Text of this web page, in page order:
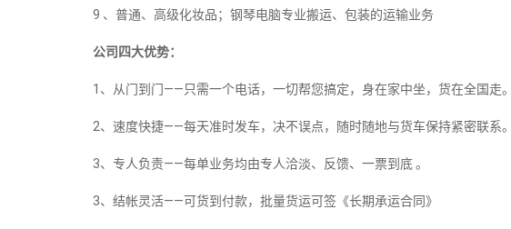
9 、普通、高级化妆品；钢琴电脑专业搬运、包装的运输业务
公司四大优势：
1、从门到门——只需一个电话，一切帮您搞定，身在家中坐，货在全国走。
2、速度快捷——每天准时发车，决不误点，随时随地与货车保持紧密联系。
3、专人负责——每单业务均由专人洽淡、反馈、一票到底 。
3、结帐灵活——可货到付款，批量货运可签《长期承运合同》